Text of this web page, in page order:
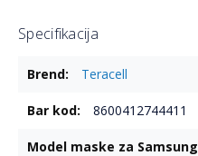
Specifikacija
informacija Teracell
8600412744411